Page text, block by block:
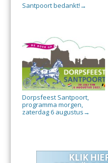
Santpoort bedankt! →
Dorpsfeest Santpoort,
programma morgen,
zaterdag 6 augustus →